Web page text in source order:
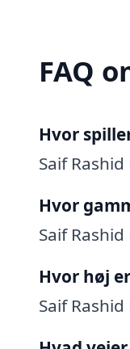
FAQ
Hvor
Saif
Hvor
Saif
Hvor høj
Saif